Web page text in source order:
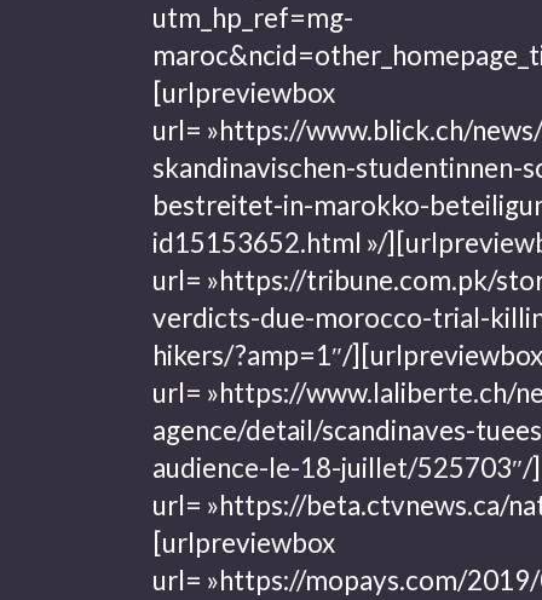
utm_hp_ref=mg-
[urlpreviewbox
url= »https://www.blick.ch/
skandinavischen-studentinnen-
bestreitet-in-marokko-
id15153652.html »/]
url= »https://tribune.com.pk/
verdicts-due-morocco-trial-
hikers/?amp=1″/] [urlpreviewbox
url= »https://www.laliberte.ch/
agence/detail/scandinaves-
audience-le-18-juillet/525703″/]
url= »https://beta.ctvnews.ca/
[urlpreviewbox
url= »https://mopays.com/